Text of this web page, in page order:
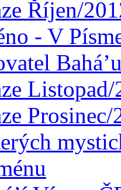
Říjen/
- V
Prosinec/